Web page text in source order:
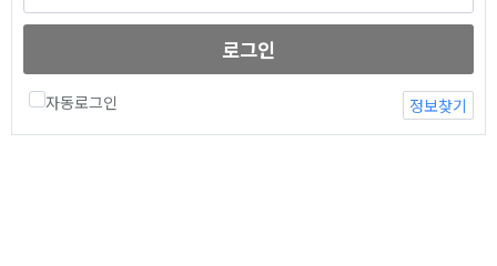
로그인
자동로그인 정보찾기